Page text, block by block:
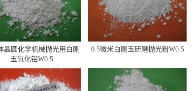
晶圆化学机械抛光用白刚
玉氧化铝W0.5
0.5微米白刚玉研磨抛光粉W0.5